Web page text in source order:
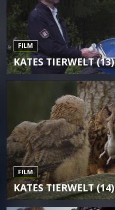
FILM
KATES TIERWELT (13)
FILM
KATES TIERWELT (14)